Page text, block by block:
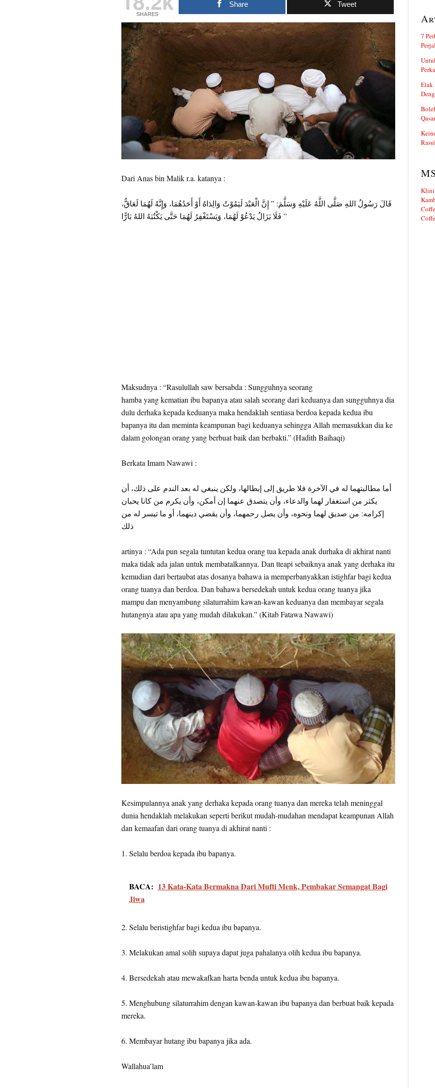
SHARES
Share Tweet
Dari Anas bin Malik r.a. katanya :
قَالَ رَسُولُ اللهِ صَلَّى اللَّهُ عَلَيْهِ وَسَلَّمَ: ” إِنَّ الْعَبْدَ لَيَمُوْتُ وَالِدَاهُ أَوْ أَحَدُهُمَا، وَإِنَّهُ لَهُمَا لَعَاقٌّ،
فَلَا يَزَالُ يَدْعُوْ لَهُمَا، وَيَسْتَغْفِرُ لَهُمَا حَتَّى يَكْتُبَهُ اللهُ بَارًّا ”
Maksudnya : “Rasulullah saw bersabda : Sungguhnya seorang
hamba yang kematian ibu bapanya atau salah seorang dari keduanya dan sungguhnya dia
dulu derhaka kepada keduanya maka hendaklah sentiasa berdoa kepada kedua ibu
bapanya itu dan meminta keampunan bagi keduanya sehingga Allah memasukkan dia ke
dalam golongan orang yang berbuat baik dan berbakti.” (Hadith Baihaqi)
Berkata Imam Nawawi :
أما مطالبتهما له في الآخرة فلا طريق إلى إبطالها، ولكن ينبغي له بعد الندم على ذلك، أن
يكثر من استغفار لهما والدعاء، وأن يتصدق عنهما إن أمكن، وأن يكرم من كانا يحبان
إكرامه: من صديق لهما ونحوه، وأن يصل رحمهما، وأن يقضي دينهما، أو ما تيسر له من
ذلك
artinya : “Ada pun segala tuntutan kedua orang tua kepada anak durhaka di akhirat nanti
maka tidak ada jalan untuk membatalkannya. Dan tteapi sebaiknya anak yang derhaka itu
kemudian dari bertaubat atas dosanya bahawa ia memperbanyakkan istighfar bagi kedua
orang tuanya dan berdoa. Dan bahawa bersedekah untuk kedua orang tuanya jika
mampu dan menyambung silaturrahim kawan-kawan keduanya dan membayar segala
hutangnya atau apa yang mudah dilakukan.” (Kitab Fatawa Nawawi)
Kesimpulannya anak yang derhaka kepada orang tuanya dan mereka telah meninggal
dunia hendaklah melakukan seperti berikut mudah-mudahan mendapat keampunan Allah
dan kemaafan dari orang tuanya di akhirat nanti :
1. Selalu berdoa kepada ibu bapanya.
BACA: 13 Kata-Kata Bermakna Dari Mufti Menk, Pembakar Semangat Bagi
Jiwa
2. Selalu beristighfar bagi kedua ibu bapanya.
3. Melakukan amal solih supaya dapat juga pahalanya olih kedua ibu bapanya.
4. Bersedekah atau mewakafkan harta benda untuk kedua ibu bapanya.
5. Menghubung silaturrahim dengan kawan-kawan ibu bapanya dan berbuat baik kepada
mereka.
6. Membayar hutang ibu bapanya jika ada.
Wallahua’lam
7
Elak